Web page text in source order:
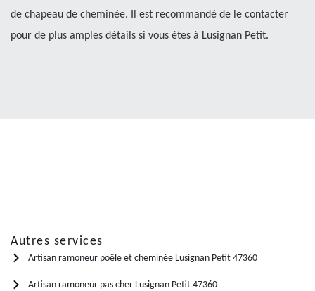
de chapeau de cheminée. Il est recommandé de le contacter
pour de plus amples détails si vous êtes à Lusignan Petit.
Autres services
Artisan ramoneur poêle et cheminée Lusignan Petit 47360
Artisan ramoneur pas cher Lusignan Petit 47360